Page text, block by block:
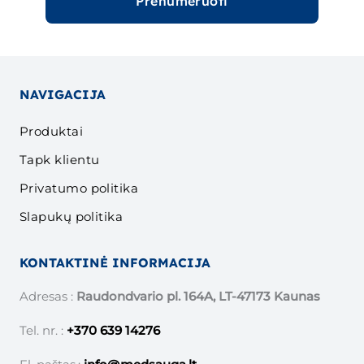
NAVIGACIJA
Produktai
Tapk klientu
Privatumo politika
Slapukų politika
KONTAKTINĖ INFORMACIJA
Adresas : Raudondvario pl. 164A, LT-47173 Kaunas
Tel. nr. : +370 639 14276